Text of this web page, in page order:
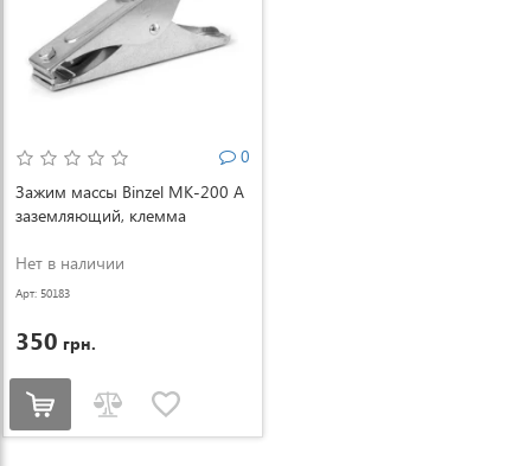
0
Зажим массы Binzel MK-200 А
заземляющий, клемма
Нет в наличии
Арт: 50183
350 грн.